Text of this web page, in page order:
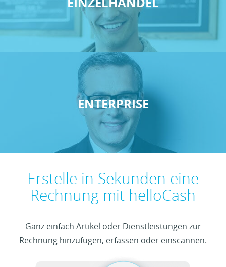
ENTERPRISE
Erstelle in Sekunden eine
Rechnung mit helloCash
Ganz einfach Artikel oder Dienstleistungen zur
Rechnung hinzufügen, erfassen oder einscannen.